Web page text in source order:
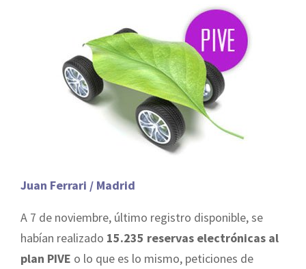
Juan Ferrari / Madrid
A 7 de noviembre, último registro disponible, se
habían realizado 15.235 reservas electrónicas al
plan PIVE o lo que es lo mismo, peticiones de